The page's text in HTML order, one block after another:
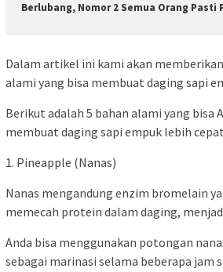
Berlubang, Nomor 2 Semua Orang Pasti
Dalam artikel ini kami akan
alami yang bisa membuat daging sapi
Berikut adalah 5 bahan alami yang bisa
membuat daging sapi empuk lebih
1. Pineapple (Nanas)
Nanas mengandung enzim bromelain
memecah protein dalam daging,
Anda bisa menggunakan potongan
sebagai marinasi selama beberapa jam